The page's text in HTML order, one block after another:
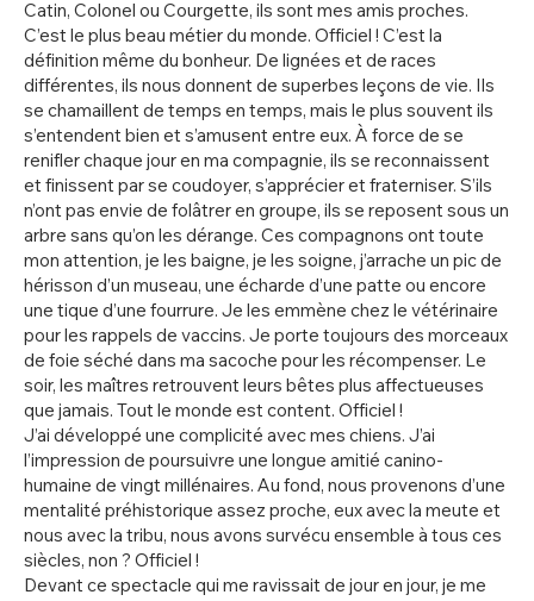
Catin, Colonel ou Courgette, ils sont mes amis proches.
C’est le plus beau métier du monde. Officiel ! C’est la
définition même du bonheur. De lignées et de races
différentes, ils nous donnent de superbes leçons de vie. Ils
se chamaillent de temps en temps, mais le plus souvent ils
s’entendent bien et s’amusent entre eux. À force de se
renifler chaque jour en ma compagnie, ils se reconnaissent
et finissent par se coudoyer, s’apprécier et fraterniser. S’ils
n’ont pas envie de folâtrer en groupe, ils se reposent sous un
arbre sans qu’on les dérange. Ces compagnons ont toute
mon attention, je les baigne, je les soigne, j’arrache un pic de
hérisson d’un museau, une écharde d’une patte ou encore
une tique d’une fourrure. Je les emmène chez le vétérinaire
pour les rappels de vaccins. Je porte toujours des morceaux
de foie séché dans ma sacoche pour les récompenser. Le
soir, les maîtres retrouvent leurs bêtes plus affectueuses
que jamais. Tout le monde est content. Officiel !
J’ai développé une complicité avec mes chiens. J’ai
l’impression de poursuivre une longue amitié canino-
humaine de vingt millénaires. Au fond, nous provenons d’une
mentalité préhistorique assez proche, eux avec la meute et
nous avec la tribu, nous avons survécu ensemble à tous ces
siècles, non ? Officiel !
Devant ce spectacle qui me ravissait de jour en jour, je me